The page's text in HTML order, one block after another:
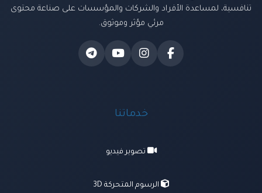
تنافسية، لمساعدة الأفراد والشركات والمؤسسات على صناعة محتوى
مرئي مؤثر وموثوق.
خدماتنا
تصوير فيديو
الرسوم المتحركة 3D